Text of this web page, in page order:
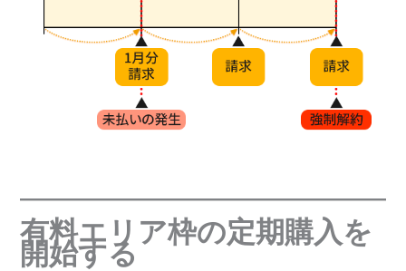
有料エリア枠の定期購入を
開始する